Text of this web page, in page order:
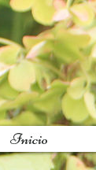
Inicio